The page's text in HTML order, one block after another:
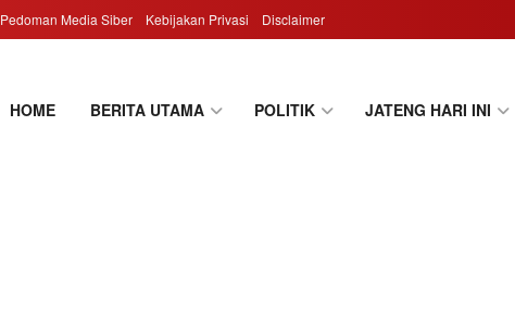
Pedoman Media Siber Kebijakan Privasi Disclaimer
HOME BERITA UTAMA POLITIK JATENG HARI INI